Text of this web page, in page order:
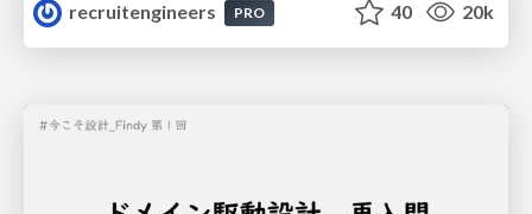
recruitengineers
PRO 40 20k